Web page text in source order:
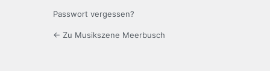
Passwort vergessen?
← Zu Musikszene Meerbusch